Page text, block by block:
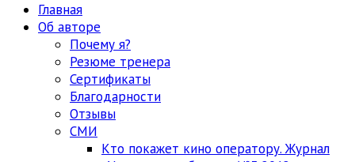
Главная
Об авторе
Почему я?
Резюме тренера
Сертификаты
Благодарности
Отзывы
СМИ
Кто покажет кино оператору. Журнал